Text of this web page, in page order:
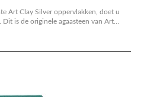
Art Clay Silver oppervlakken, doet u
Dit is de originele agaasteen van Art